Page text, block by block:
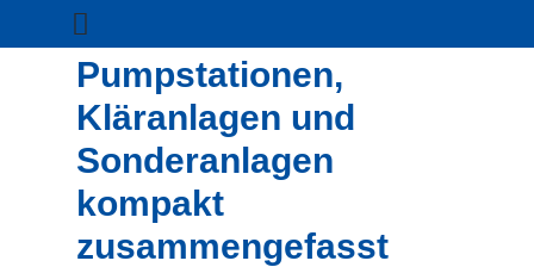
Pumpstationen,
Kläranlagen und
Sonderanlagen
kompakt
zusammengefasst